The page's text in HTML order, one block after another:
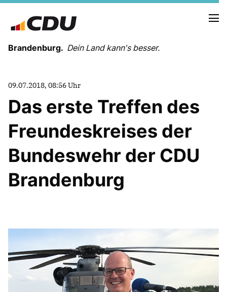
Brandenburg. Dein Land kann's besser.
LANDESVORSTAND
LANDESGESCHÄFTSSTELLE
ORGANISATION
KREISVERBÄNDE
VEREINIGUNGEN UND SONDERORGANISATIONEN
LANDESFACHAUSSCHÜSSE
IM LANDTAG
IN DER LANDESREGIERUNG
IM BUNDESTAG
09.07.2018, 08:56 Uhr
Das erste Treffen des
Freundeskreises der
Bundeswehr der CDU
Brandenburg